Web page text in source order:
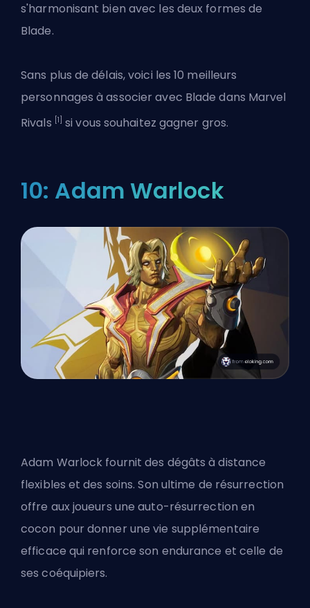
s'harmonisant bien avec les deux formes de
Blade.
Sans plus de délais, voici les 10 meilleurs
personnages à associer avec Blade dans Marvel
Rivals [1] si vous souhaitez gagner gros.
10: Adam Warlock
Adam Warlock fournit des dégâts à distance
flexibles et des soins. Son ultime de résurrection
offre aux joueurs une auto-résurrection en
cocon pour donner une vie supplémentaire
efficace qui renforce son endurance et celle de
ses coéquipiers.